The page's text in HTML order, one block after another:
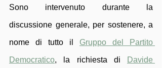
Sono intervenuto durante la
discussione generale, per sostenere, a
nome di tutto il Gruppo del Partito
Democratico, la richiesta di Davide